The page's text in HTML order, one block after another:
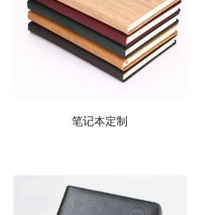
笔记本定制